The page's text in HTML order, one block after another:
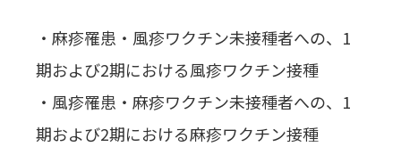
・麻疹罹患・風疹ワクチン未接種者への、1
期および2期における風疹ワクチン接種
・風疹罹患・麻疹ワクチン未接種者への、1
期および2期における麻疹ワクチン接種